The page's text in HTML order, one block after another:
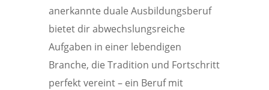
anerkannte duale Ausbildungsberuf
bietet dir abwechslungsreiche
Aufgaben in einer lebendigen
Branche, die Tradition und Fortschritt
perfekt vereint – ein Beruf mit